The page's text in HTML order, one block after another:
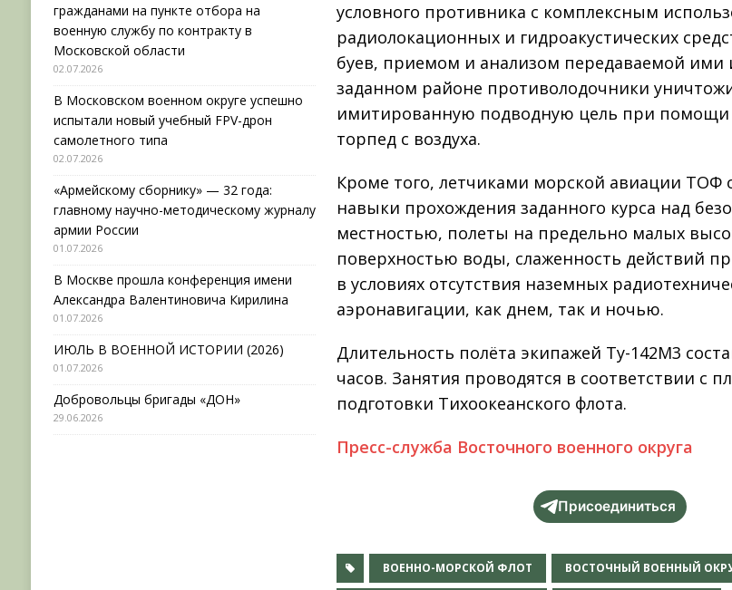
условного противника с комплексным
радиолокационных и гидроакустических
буев, приемом и анализом передаваемой
заданном районе противолодочники
имитированную подводную цель при помощи
торпед с воздуха.
Кроме того, летчиками морской авиации ТОФ
навыки прохождения заданного курса над
местностью, полеты на предельно малых
поверхностью воды, слаженность действий
в условиях отсутствия наземных
аэронавигации, как днем, так и ночью.
Длительность полёта экипажей Ту-142М3
часов. Занятия проводятся в соответствии с
подготовки Тихоокеанского флота.
Пресс-служба Восточного военного округа
Присоединиться
ВОЕННО-МОРСКОЙ ФЛОТ ВОСТОЧНЫЙ ВОЕННЫЙ
гражданами на пункте отбора на
военную службу по контракту в
Московской области
02.07.2026
В Московском военном округе успешно
испытали новый учебный FPV-дрон
самолетного типа
02.07.2026
«Армейскому сборнику» — 32 года:
главному научно-методическому журналу
армии России
01.07.2026
В Москве прошла конференция имени
Александра Валентиновича Кирилина
01.07.2026
ИЮЛЬ В ВОЕННОЙ ИСТОРИИ (2026)
01.07.2026
Добровольцы бригады «ДОН»
29.06.2026